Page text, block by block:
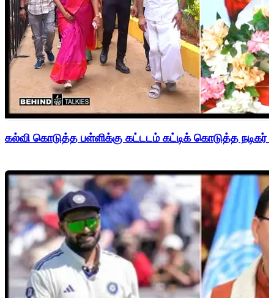
கல்வி கொடுத்த பள்ளிக்கு கட்டடம் கட்டிக் கொடுத்த நடிகர்